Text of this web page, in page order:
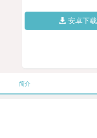
安卓下载
简介